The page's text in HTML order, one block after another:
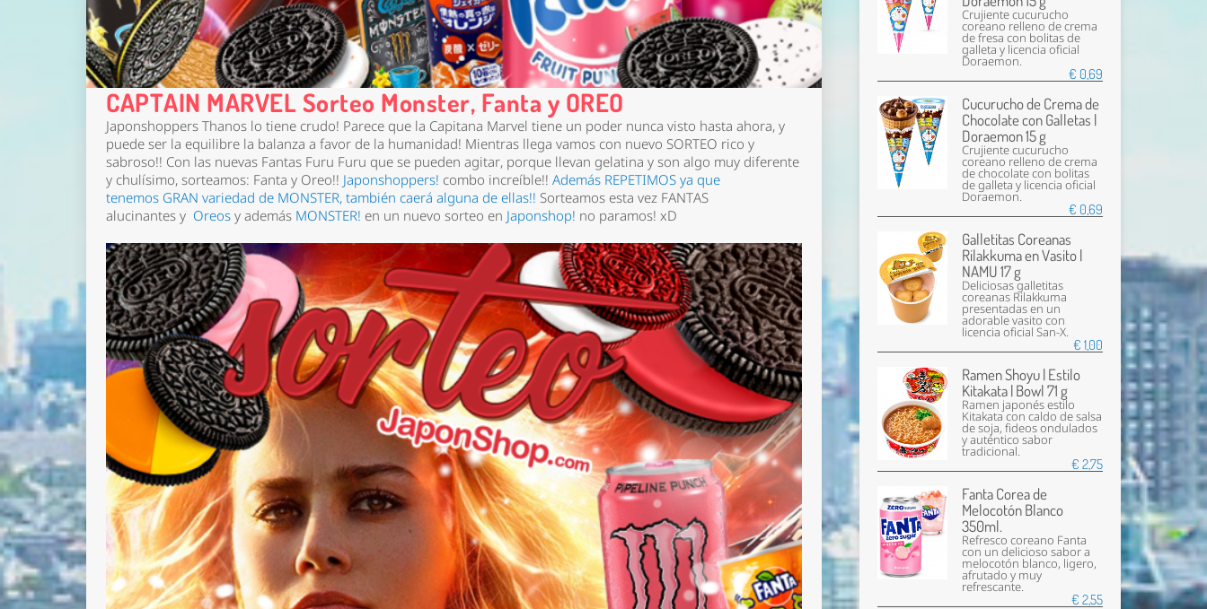
CAPTAIN MARVEL Sorteo Monster, Fanta y OREO
Japonshoppers Thanos lo tiene crudo! Parece que la Capitana Marvel tiene un poder nunca visto hasta ahora, y
puede ser la equilibre la balanza a favor de la humanidad! Mientras llega vamos con nuevo SORTEO rico y
sabroso!! Con las nuevas Fantas Furu Furu que se pueden agitar, porque llevan gelatina y son algo muy diferente
y chulísimo, sorteamos: Fanta y Oreo!! Japonshoppers! combo increíble!!Además REPETIMOS ya que
tenemos GRAN variedad de MONSTER, también caerá alguna de ellas!! Sorteamos esta vez FANTAS
alucinantes y Oreosy además MONSTER! en un nuevo sorteo en Japonshop! no paramos! xD
Crujiente cucurucho
coreano relleno de crema
de fresa con bolitas de
galleta y licencia oficial
Doraemon.
€ 0,69
Cucurucho de Crema de
Chocolate con Galletas |
Doraemon 15 g
Crujiente cucurucho
coreano relleno de crema
de chocolate con bolitas
de galleta y licencia oficial
Doraemon.
€ 0,69
Galletitas Coreanas
Rilakkuma en Vasito |
NAMU 17 g
Deliciosas galletitas
coreanas Rilakkuma
presentadas en un
adorable vasito con
licencia oficial San-X.
€ 1,00
Ramen Shoyu | Estilo
Kitakata | Bowl 71 g
Ramen japonés estilo
Kitakata con caldo de salsa
de soja, fideos ondulados
y auténtico sabor
tradicional.
€ 2,75
Fanta Corea de
Melocotón Blanco
350ml.
Refresco coreano Fanta
con un delicioso sabor a
melocotón blanco, ligero,
afrutado y muy
refrescante.
€ 2,55